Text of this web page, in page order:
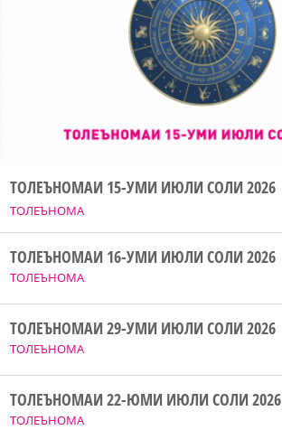
ТОЛЕЪНОМА
ТОЛЕЪНОМАИ 15-УМИ ИЮЛИ СОЛИ 2026
ТОЛЕЪНОМА
ТОЛЕЪНОМАИ 16-УМИ ИЮЛИ СОЛИ 2026
ТОЛЕЪНОМА
ТОЛЕЪНОМАИ 29-УМИ ИЮЛИ СОЛИ 2026
ТОЛЕЪНОМА
ТОЛЕЪНОМАИ 22-ЮМИ ИЮЛИ СОЛИ 2026